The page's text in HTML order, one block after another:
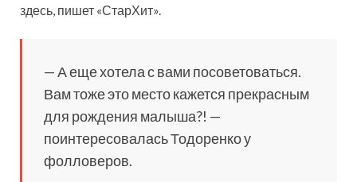
здесь, пишет «СтарХит».
— А еще хотела с вами посоветоваться.
Вам тоже это место кажется прекрасным
для рождения малыша?! —
поинтересовалась Тодоренко у
фолловеров.